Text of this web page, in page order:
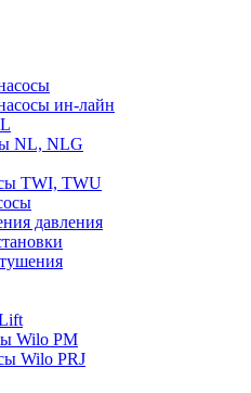
ин-лайн
NL, NLG
TWI, TWU
давления
Wilo PM
Wilo PRJ